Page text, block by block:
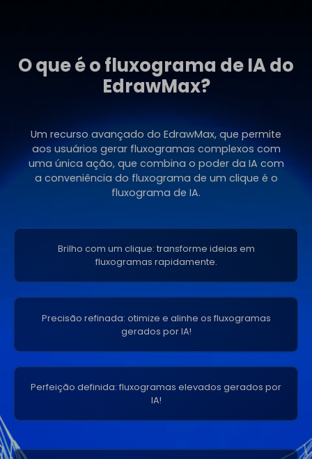
O que é o fluxograma de IA do
EdrawMax?
Um recurso avançado do EdrawMax, que permite
aos usuários gerar fluxogramas complexos com
uma única ação, que combina o poder da IA com
a conveniência do fluxograma de um clique é o
fluxograma de IA.
Brilho com um clique: transforme ideias em
fluxogramas rapidamente.
Precisão refinada: otimize e alinhe os fluxogramas
gerados por IA!
Perfeição definida: fluxogramas elevados gerados por
IA!